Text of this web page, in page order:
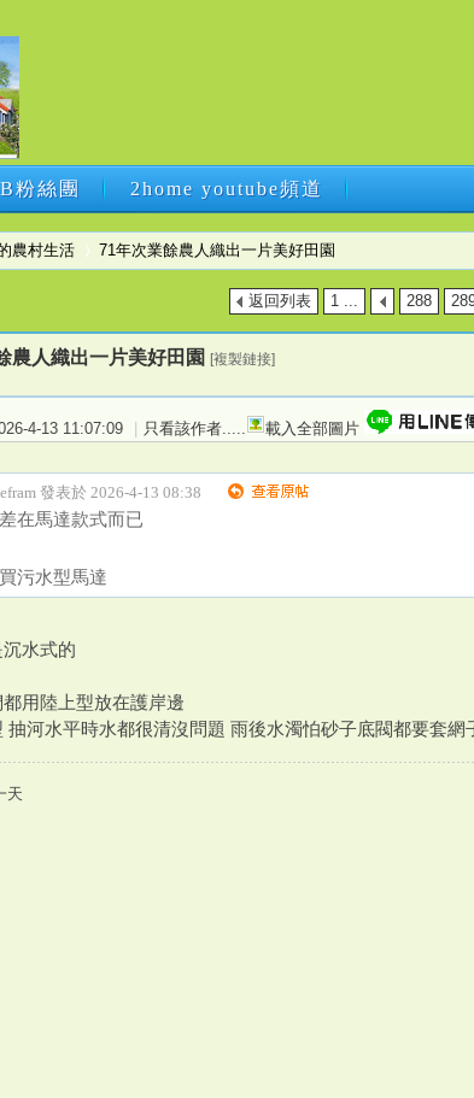
粉絲團 2home youtube頻道
粉絲團 2home youtube頻道
農村生活
›
71年次業餘農人織出一片美好田園
1 ... 288
返回列表
農人織出一片美好田園 [複製鏈接]
4-13 11:07:09 | 只看該作者 載入全部圖片
發表於 2026-4-13 08:38
在馬達款式而已
污水型馬達
水式的
用陸上型放在護岸邊
抽河水平時水都很清沒問題 雨後水濁怕砂子底閥都要套網
天